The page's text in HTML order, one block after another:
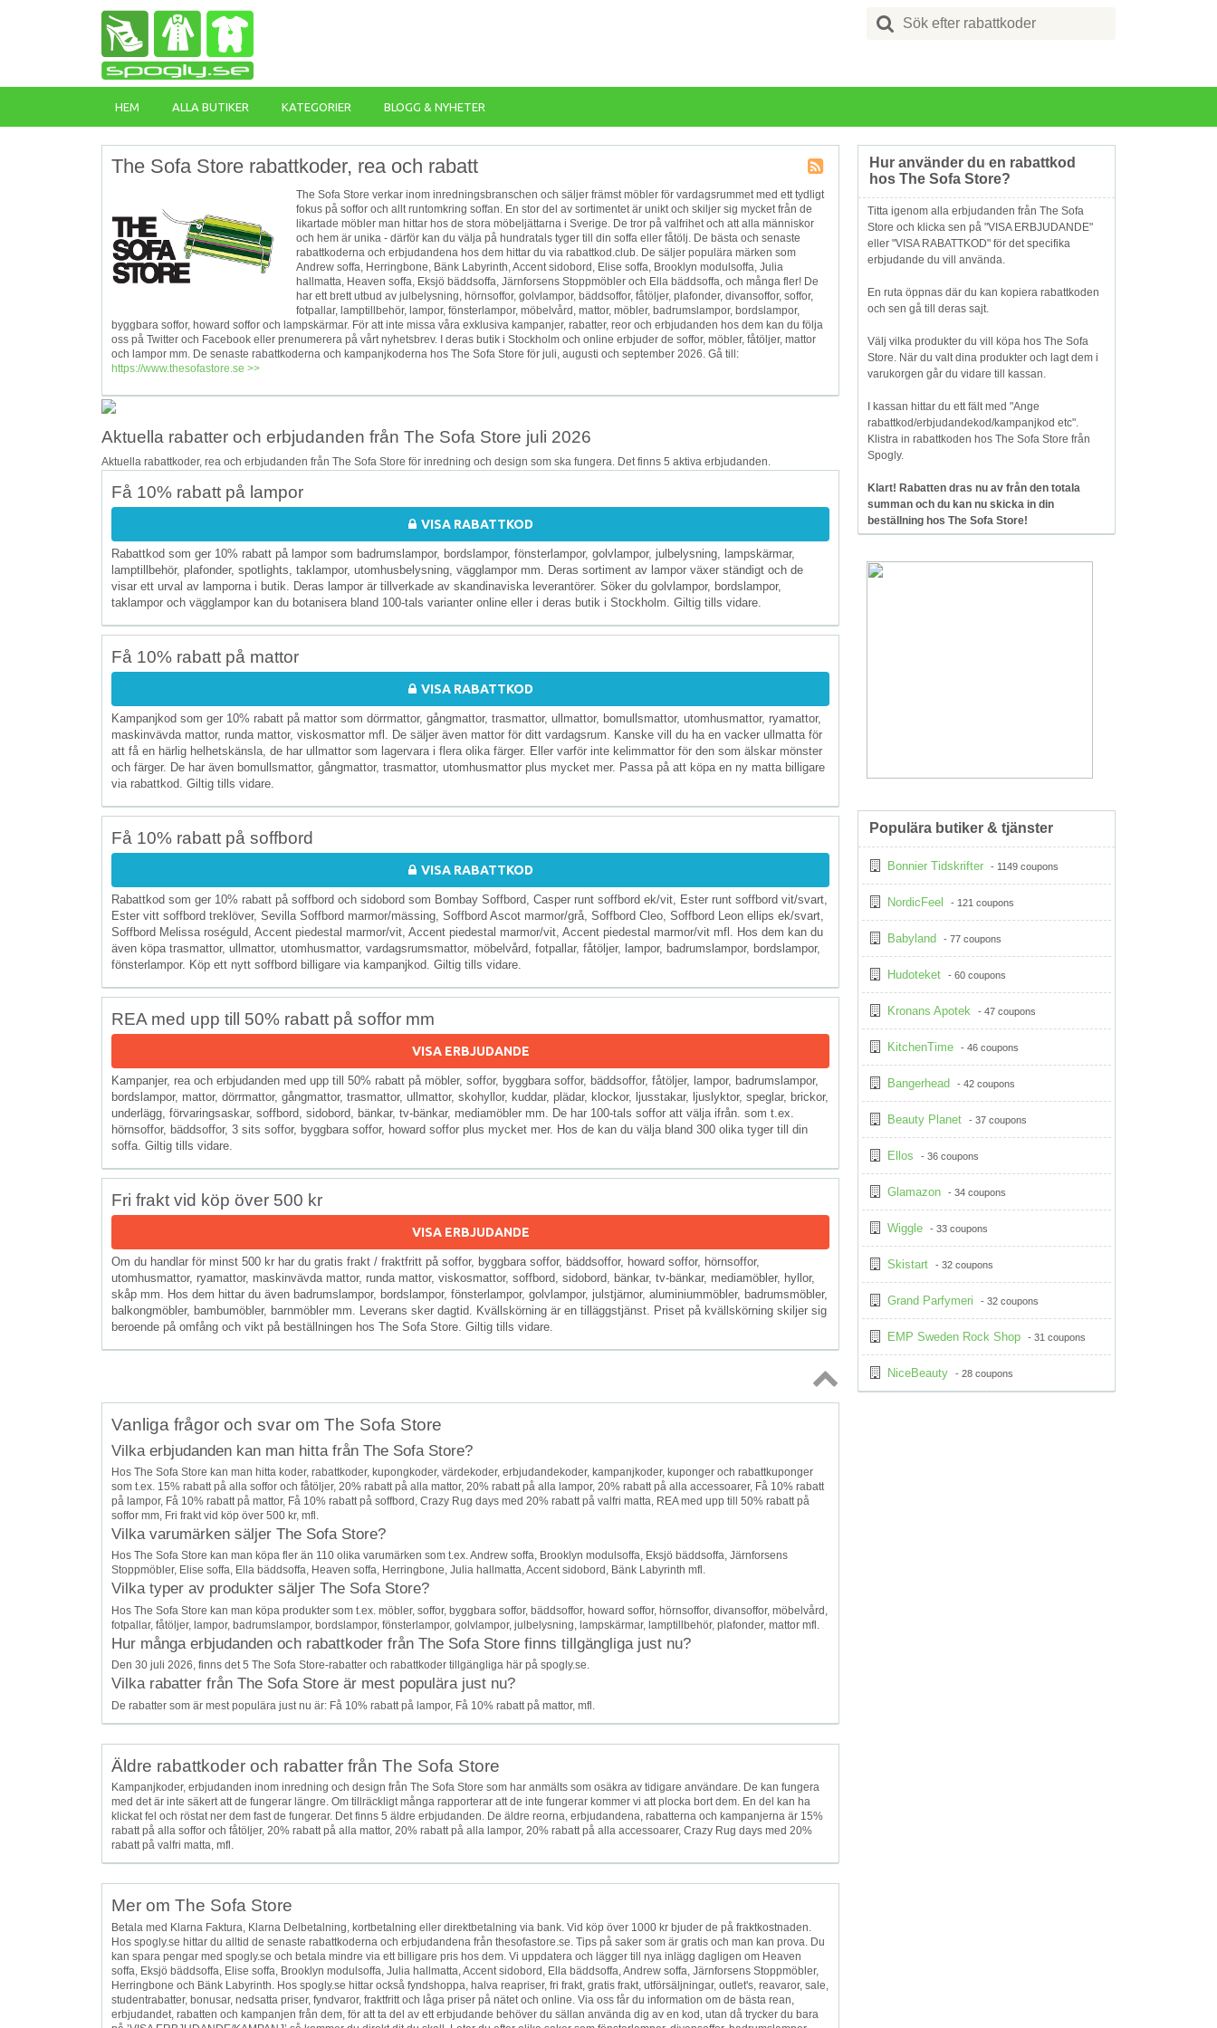
Search
for:
HEM ALLA BUTIKER KATEGORIER BLOGG & NYHETER
RSS
The Sofa Store rabattkoder, rea och rabatt
The Sofa Store verkar inom inredningsbranschen och säljer främst möbler för vardagsrummet med ett tydligt
fokus på soffor och allt runtomkring soffan. En stor del av sortimentet är unikt och skiljer sig mycket från de
likartade möbler man hittar hos de stora möbeljättarna i Sverige. De tror på valfrihet och att alla människor
och hem är unika - därför kan du välja på hundratals tyger till din soffa eller fåtölj. De bästa och senaste
rabattkoderna och erbjudandena hos dem hittar du via rabattkod.club. De säljer populära märken som
‎Andrew soffa, Herringbone, Bänk Labyrinth, Accent sidobord, Elise soffa, Brooklyn modulsoffa, Julia
hallmatta, Heaven soffa, Eksjö bäddsoffa, Järnforsens Stoppmöbler och Ella bäddsoffa, och många fler! De
har ett brett utbud av julbelysning, hörnsoffor, golvlampor, bäddsoffor, fåtöljer, plafonder, divansoffor, soffor,
fotpallar, lamptillbehör, lampor, fönsterlampor, möbelvård, mattor, möbler, badrumslampor, bordslampor,
byggbara soffor, howard soffor och lampskärmar. För att inte missa våra exklusiva kampanjer, rabatter, reor och erbjudanden hos dem kan du följa
oss på Twitter och Facebook eller prenumerera på vårt nyhetsbrev. I deras butik i Stockholm och online erbjuder de soffor, möbler, fåtöljer, mattor
och lampor mm. De senaste rabattkoderna och kampanjkoderna hos The Sofa Store för juli, augusti och september 2026. Gå till:
https://www.thesofastore.se >>
Aktuella rabatter och erbjudanden från The Sofa Store juli 2026
Aktuella rabattkoder, rea och erbjudanden från The Sofa Store för inredning och design som ska fungera. Det finns 5 aktiva erbjudanden.
Få 10% rabatt på lampor
VISA RABATTKOD
Rabattkod som ger 10% rabatt på lampor som badrumslampor, bordslampor, fönsterlampor, golvlampor, julbelysning, lampskärmar,
lamptillbehör, plafonder, spotlights, taklampor, utomhusbelysning, vägglampor mm. Deras sortiment av lampor växer ständigt och de
visar ett urval av lamporna i butik. Deras lampor är tillverkade av skandinaviska leverantörer. Söker du golvlampor, bordslampor,
taklampor och vägglampor kan du botanisera bland 100-tals varianter online eller i deras butik i Stockholm. Giltig tills vidare.
Få 10% rabatt på mattor
VISA RABATTKOD
Kampanjkod som ger 10% rabatt på mattor som dörrmattor, gångmattor, trasmattor, ullmattor, bomullsmattor, utomhusmattor, ryamattor,
maskinvävda mattor, runda mattor, viskosmattor mfl. De säljer även mattor för ditt vardagsrum. Kanske vill du ha en vacker ullmatta för
att få en härlig helhetskänsla, de har ullmattor som lagervara i flera olika färger. Eller varför inte kelimmattor för den som älskar mönster
och färger. De har även bomullsmattor, gångmattor, trasmattor, utomhusmattor plus mycket mer. Passa på att köpa en ny matta billigare
via rabattkod. Giltig tills vidare.
Få 10% rabatt på soffbord
VISA RABATTKOD
Rabattkod som ger 10% rabatt på soffbord och sidobord som Bombay Soffbord, Casper runt soffbord ek/vit, Ester runt soffbord vit/svart,
Ester vitt soffbord treklöver, Sevilla Soffbord marmor/mässing, Soffbord Ascot marmor/grå, Soffbord Cleo, Soffbord Leon ellips ek/svart,
Soffbord Melissa roséguld, Accent piedestal marmor/vit, Accent piedestal marmor/vit, Accent piedestal marmor/vit mfl. Hos dem kan du
även köpa trasmattor, ullmattor, utomhusmattor, vardagsrumsmattor, möbelvård, fotpallar, fåtöljer, lampor, badrumslampor, bordslampor,
fönsterlampor. Köp ett nytt soffbord billigare via kampanjkod. Giltig tills vidare.
REA med upp till 50% rabatt på soffor mm
VISA ERBJUDANDE
Kampanjer, rea och erbjudanden med upp till 50% rabatt på möbler, soffor, byggbara soffor, bäddsoffor, fåtöljer, lampor, badrumslampor,
bordslampor, mattor, dörrmattor, gångmattor, trasmattor, ullmattor, skohyllor, kuddar, plädar, klockor, ljusstakar, ljuslyktor, speglar, brickor,
underlägg, förvaringsaskar, soffbord, sidobord, bänkar, tv-bänkar, mediamöbler mm. De har 100-tals soffor att välja ifrån. som t.ex.
hörnsoffor, bäddsoffor, 3 sits soffor, byggbara soffor, howard soffor plus mycket mer. Hos de kan du välja bland 300 olika tyger till din
soffa. Giltig tills vidare.
Fri frakt vid köp över 500 kr
VISA ERBJUDANDE
Om du handlar för minst 500 kr har du gratis frakt / fraktfritt på soffor, byggbara soffor, bäddsoffor, howard soffor, hörnsoffor,
utomhusmattor, ryamattor, maskinvävda mattor, runda mattor, viskosmattor, soffbord, sidobord, bänkar, tv-bänkar, mediamöbler, hyllor,
skåp mm. Hos dem hittar du även badrumslampor, bordslampor, fönsterlampor, golvlampor, julstjärnor, aluminiummöbler, badrumsmöbler,
balkongmöbler, bambumöbler, barnmöbler mm. Leverans sker dagtid. Kvällskörning är en tilläggstjänst. Priset på kvällskörning skiljer sig
beroende på omfång och vikt på beställningen hos The Sofa Store. Giltig tills vidare.
Topp
Vanliga frågor och svar om The Sofa Store
Vilka erbjudanden kan man hitta från The Sofa Store?
Hos The Sofa Store kan man hitta koder, rabattkoder, kupongkoder, värdekoder, erbjudandekoder, kampanjkoder, kuponger och rabattkuponger
som t.ex. 15% rabatt på alla soffor och fåtöljer, 20% rabatt på alla mattor, 20% rabatt på alla lampor, 20% rabatt på alla accessoarer, Få 10% rabatt
på lampor, Få 10% rabatt på mattor, Få 10% rabatt på soffbord, Crazy Rug days med 20% rabatt på valfri matta, REA med upp till 50% rabatt på
soffor mm, Fri frakt vid köp över 500 kr, mfl.
Vilka varumärken säljer The Sofa Store?
Hos The Sofa Store kan man köpa fler än 110 olika varumärken som t.ex. Andrew soffa, Brooklyn modulsoffa, Eksjö bäddsoffa, Järnforsens
Stoppmöbler, Elise soffa, Ella bäddsoffa, Heaven soffa, Herringbone, Julia hallmatta, Accent sidobord, Bänk Labyrinth mfl.
Vilka typer av produkter säljer The Sofa Store?
Hos The Sofa Store kan man köpa produkter som t.ex. möbler, soffor, byggbara soffor, bäddsoffor, howard soffor, hörnsoffor, divansoffor, möbelvård,
fotpallar, fåtöljer, lampor, badrumslampor, bordslampor, fönsterlampor, golvlampor, julbelysning, lampskärmar, lamptillbehör, plafonder, mattor mfl.
Hur många erbjudanden och rabattkoder från The Sofa Store finns tillgängliga just nu?
Den 30 juli 2026, finns det 5 The Sofa Store-rabatter och rabattkoder tillgängliga här på spogly.se.
Vilka rabatter från The Sofa Store är mest populära just nu?
De rabatter som är mest populära just nu är: Få 10% rabatt på lampor, Få 10% rabatt på mattor, mfl.
Äldre rabattkoder och rabatter från The Sofa Store
Kampanjkoder, erbjudanden inom inredning och design från The Sofa Store som har anmälts som osäkra av tidigare användare. De kan fungera
med det är inte säkert att de fungerar längre. Om tillräckligt många rapporterar att de inte fungerar kommer vi att plocka bort dem. En del kan ha
klickat fel och röstat ner dem fast de fungerar. Det finns 5 äldre erbjudanden. De äldre reorna, erbjudandena, rabatterna och kampanjerna är 15%
rabatt på alla soffor och fåtöljer, 20% rabatt på alla mattor, 20% rabatt på alla lampor, 20% rabatt på alla accessoarer, Crazy Rug days med 20%
rabatt på valfri matta, mfl.
Mer om The Sofa Store
Betala med Klarna Faktura, Klarna Delbetalning, kortbetalning eller direktbetalning via bank. Vid köp över 1000 kr bjuder de på fraktkostnaden.
Hos spogly.se hittar du alltid de senaste rabattkoderna och erbjudandena från thesofastore.se. Tips på saker som är gratis och man kan prova. Du
kan spara pengar med spogly.se och betala mindre via ett billigare pris hos dem. Vi uppdatera och lägger till nya inlägg dagligen om Heaven
soffa, Eksjö bäddsoffa, Elise soffa, Brooklyn modulsoffa, Julia hallmatta, Accent sidobord, Ella bäddsoffa, Andrew soffa, Järnforsens Stoppmöbler,
Herringbone och Bänk Labyrinth. Hos spogly.se hittar också fyndshoppa, halva reapriser, fri frakt, gratis frakt, utförsäljningar, outlet's, reavaror, sale,
studentrabatter, bonusar, nedsatta priser, fyndvaror, fraktfritt och låga priser på nätet och online. Via oss får du information om de bästa rean,
erbjudandet, rabatten och kampanjen från dem, för att ta del av ett erbjudande behöver du sällan använda dig av en kod, utan då trycker du bara
Hur använder du en rabattkod
hos The Sofa Store?
Titta igenom alla erbjudanden från The Sofa
Store och klicka sen på "VISA ERBJUDANDE"
eller "VISA RABATTKOD" för det specifika
erbjudande du vill använda.
En ruta öppnas där du kan kopiera rabattkoden
och sen gå till deras sajt.
Välj vilka produkter du vill köpa hos The Sofa
Store. När du valt dina produkter och lagt dem i
varukorgen går du vidare till kassan.
I kassan hittar du ett fält med "Ange
rabattkod/erbjudandekod/kampanjkod etc".
Klistra in rabattkoden hos The Sofa Store från
Spogly.
Klart! Rabatten dras nu av från den totala
summan och du kan nu skicka in din
beställning hos The Sofa Store!
Populära butiker & tjänster
Bonnier Tidskrifter - 1149 coupons
NordicFeel - 121 coupons
Babyland - 77 coupons
Hudoteket - 60 coupons
Kronans Apotek - 47 coupons
KitchenTime - 46 coupons
Bangerhead - 42 coupons
Beauty Planet - 37 coupons
Ellos - 36 coupons
Glamazon - 34 coupons
Wiggle - 33 coupons
Skistart - 32 coupons
Grand Parfymeri - 32 coupons
EMP Sweden Rock Shop - 31 coupons
NiceBeauty - 28 coupons